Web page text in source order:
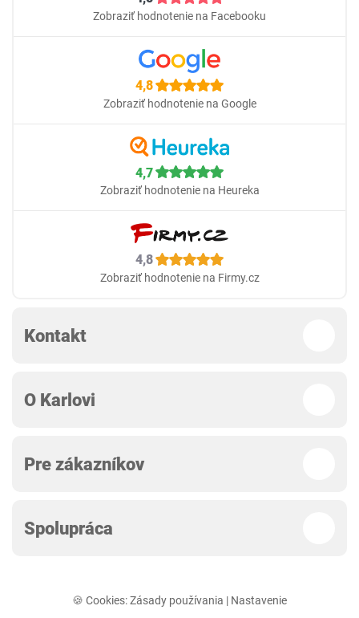
Zobraziť hodnotenie na Facebooku
4,8
Zobraziť hodnotenie na Google
4,7
Zobraziť hodnotenie na Heureka
4,8
Zobraziť hodnotenie na Firmy.cz
Kontakt
O Karlovi
Pre zákazníkov
Spolupráca
🍪 Cookies:Zásady používania | Nastavenie